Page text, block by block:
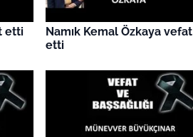
etti
Namık Kemal Özkaya vefat
etti